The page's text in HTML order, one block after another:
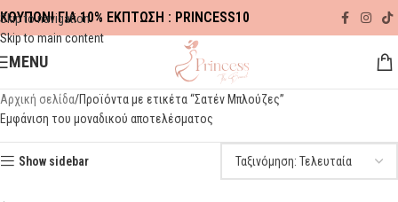
Skip to navigation
Skip to main content
ΚΟΥΠΟΝΙ ΓΙΑ 10% ΕΚΠΤΩΣΗ : PRINCESS10
MENU
Αρχική σελίδα Προϊόντα με ετικέτα “Σατέν Μπλούζες”
Εμφάνιση του μοναδικού αποτελέσματος
Show sidebar